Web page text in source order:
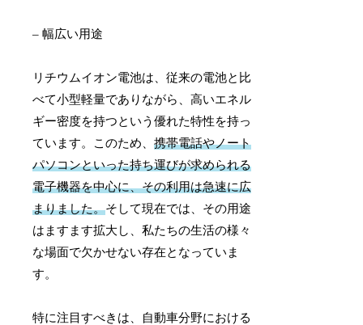
– 幅広い用途
リチウムイオン電池は、従来の電池と比
べて小型軽量でありながら、高いエネル
ギー密度を持つという優れた特性を持っ
ています。このため、携帯電話やノート
パソコンといった持ち運びが求められる
電子機器を中心に、その利用は急速に広
まりました。そして現在では、その用途
はますます拡大し、私たちの生活の様々
な場面で欠かせない存在となっていま
す。
特に注目すべきは、自動車分野における